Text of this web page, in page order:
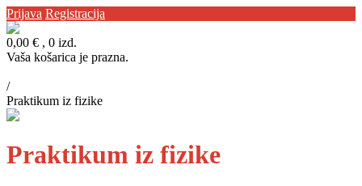
Prijava Registracija
0,00 € , 0 izd.
Vaša košarica je prazna.
/
Praktikum iz fizike
Praktikum iz fizike